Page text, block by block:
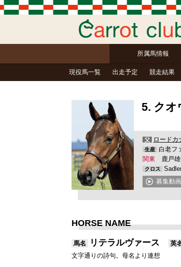
所属馬情報
現役馬一覧 出走予定 競走結果
5. クオ
父 ロードカ
生産 白老フ
関東 鹿戸
クロス
募集動画
HORSE NAME
馬名 リテラルヴァース 英
文字通りの詩句。母名より連想